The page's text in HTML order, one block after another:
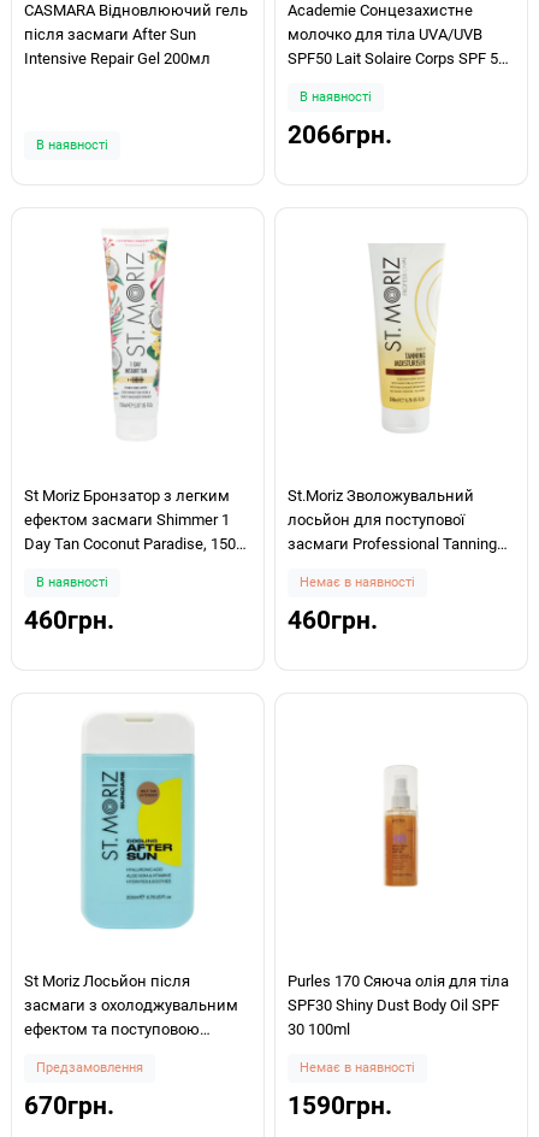
CASMARA Відновлюючий гель
після засмаги After Sun
Intensive Repair Gel 200мл
В наявності
Academie Сонцезахистне
молочко для тіла UVA/UVB
SPF50 Lait Solaire Corps SPF 50+
В наявності
2066грн.
St Moriz Бронзатор з легким
ефектом засмаги Shimmer 1
Day Tan Coconut Paradise, 150
В наявності
460грн.
St.Moriz Зволожувальний
лосьйон для поступової
засмаги Professional Tanning
Немає в наявності
460грн.
St Moriz Лосьйон після
засмаги з охолоджувальним
ефектом та поступовою
Aftersun Self Tan Extender 200ml
Предзамовлення
670грн.
Purles 170 Сяюча олія для тіла
SPF30 Shiny Dust Body Oil SPF
30 100ml
Немає в наявності
1590грн.